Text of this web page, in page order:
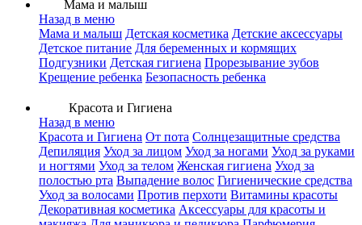
Мама и малыш
Назад в меню
Мама и малыш Детская косметика Детские аксессуары
Детское питание Для беременных и кормящих
Подгузники Детская гигиена Прорезывание зубов
Крещение ребенка Безопасность ребенка
Красота и Гигиена
Назад в меню
Красота и Гигиена От пота Солнцезащитные средства
Депиляция Уход за лицом Уход за ногами Уход за руками
и ногтями Уход за телом Женская гигиена Уход за
полостью рта Выпадение волос Гигиенические средства
Уход за волосами Против перхоти Витамины красоты
Декоративная косметика Аксессуары для красоты и